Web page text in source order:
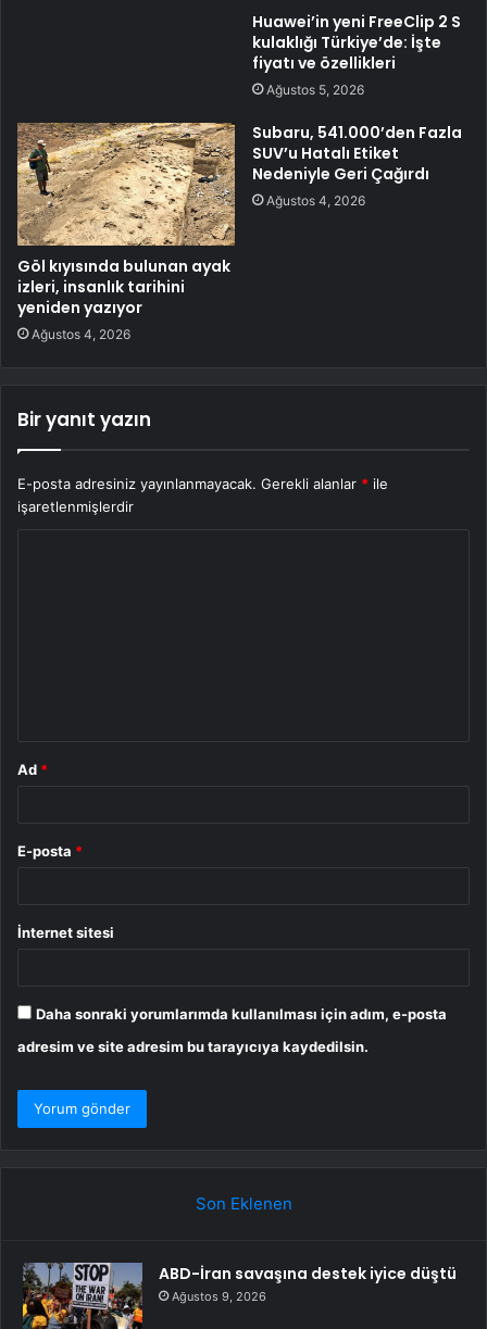
Huawei’in yeni FreeClip 2 S
kulaklığı Türkiye’de: İşte
fiyatı ve özellikleri
Ağustos 5, 2026
Göl kıyısında bulunan ayak
izleri, insanlık tarihini
yeniden yazıyor
Ağustos 4, 2026
Subaru, 541.000’den Fazla
SUV’u Hatalı Etiket
Nedeniyle Geri Çağırdı
Ağustos 4, 2026
Bir yanıt yazın
E-posta adresiniz yayınlanmayacak. Gerekli alanlar * ile
işaretlenmişlerdir
Ad *
E-posta *
İnternet sitesi
Daha sonraki yorumlarımda kullanılması için adım, e-posta
adresim ve site adresim bu tarayıcıya kaydedilsin.
Son Eklenen
ABD-İran savaşına destek iyice düştü
Ağustos 9, 2026